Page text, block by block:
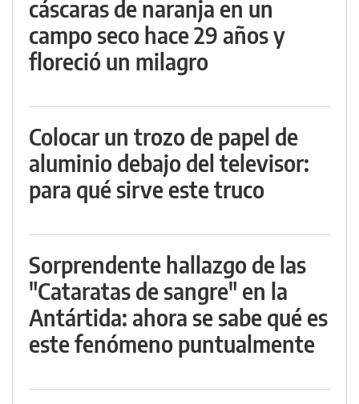
cáscaras de naranja en un
campo seco hace 29 años y
floreció un milagro
Colocar un trozo de papel de
aluminio debajo del televisor:
para qué sirve este truco
Sorprendente hallazgo de las
"Cataratas de sangre" en la
Antártida: ahora se sabe qué es
este fenómeno puntualmente